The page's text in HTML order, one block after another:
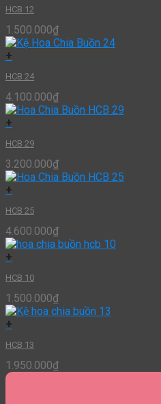
HCB 12
1.500.000₫
+
HCB 24
4.100.000₫
+
HCB 29
3.200.000₫
+
HCB 25
4.600.000₫
+
HCB 10
1.500.000₫
+
HCB 13
1.950.000₫